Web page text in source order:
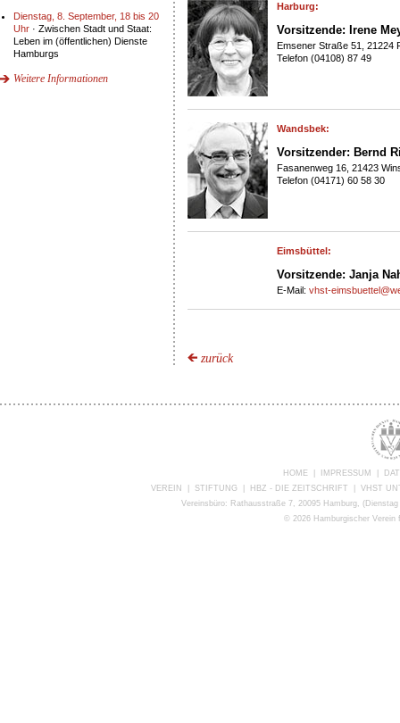
Dienstag, 8. September, 18 bis 20
Uhr · Zwischen Stadt und Staat:
Leben im (öffentlichen) Dienste
Hamburgs
Weitere Informationen
Harburg:
Vorsitzende: Irene
Emsener Straße 51, 21224
Telefon (04108) 87 49
Wandsbek:
Vorsitzender: Bernd
Fasanenweg 16, 21423
Telefon (04171) 60 58 30
Eimsbüttel:
Vorsitzende: Janja
E-Mail: vhst-
zurück
HOME IMPRESSUM
VEREIN
STIFTUNG HBZ - DIE ZEITSCHRIFT
VHST
Vereinsbüro: Rathausstraße 7, 20095 Hamburg,
©2026 Hamburgischer